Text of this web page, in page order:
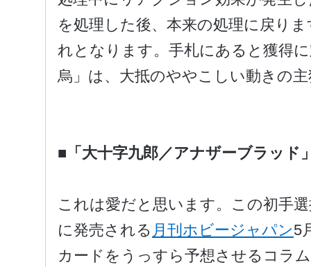
を処理した後、本来の処理に戻り
れとなります。手札にあると獲得
烏」は、大抵のややこしい動きの
■「大十字九郎／アナザーブラッド
これは愛だと思います。この初手
に発売される 月刊ホビージャパン5
カードをうっすら予想させるコラ